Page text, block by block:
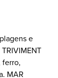
e
ferro,
MAR